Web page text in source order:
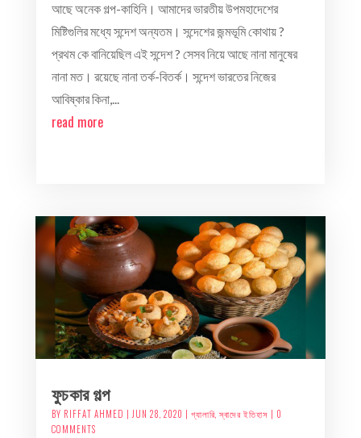
আছে অনেক গল্প-কাহিনি। আমাদের ভারতীয় উপমহাদেশের
মিষ্টিগুলির মধ্যে সন্দেশ অন্যতম। সন্দেশের জন্মভূমি কোথায় ?
প্রথম কে বানিয়েছিল এই সন্দেশ ? সেসব নিয়ে আছে নানা মানুষের
নানা মত। রয়েছে নানা তর্ক-বিতর্ক। সন্দেশ ভারতের নিজের
আবিষ্কার কিনা,...
read more
ফুচকার গল্প
BY RIFFAT AHMED | JUN 28, 2020 | গ্যালারি, স্বাদের ইতিহাস | 0
COMMENTS